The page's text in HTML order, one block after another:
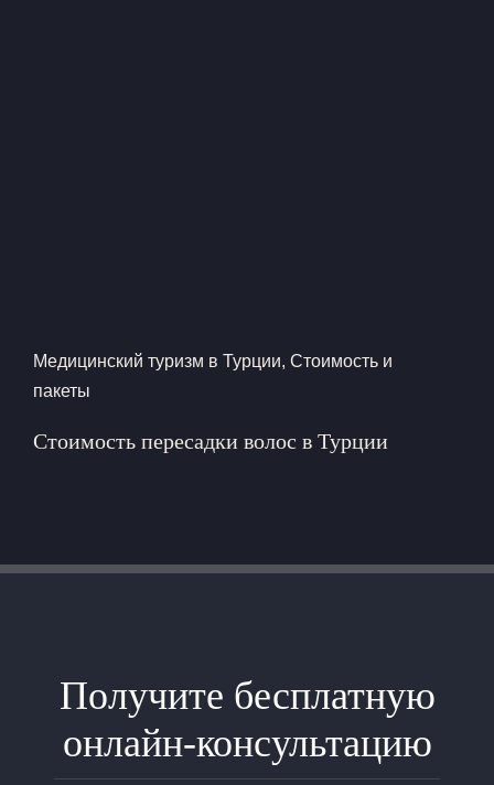
Медицинский туризм в Турции, Стоимость и
пакеты
Стоимость пересадки волос в Турции
Получите бесплатную
онлайн-консультацию